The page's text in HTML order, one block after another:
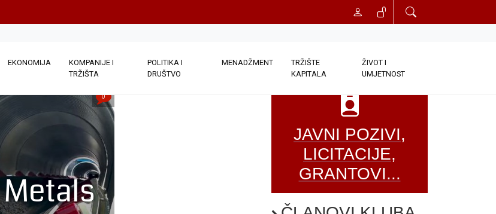
EKONOMIJA
KOMPANIJE I
TRŽIŠTA
POLITIKA I
DRUŠTVO
MENADŽMENT
TRŽIŠTE
KAPITALA
ŽIVOT I
UMJETNOST
0
JAVNI POZIVI,
LICITACIJE,
GRANTOVI...